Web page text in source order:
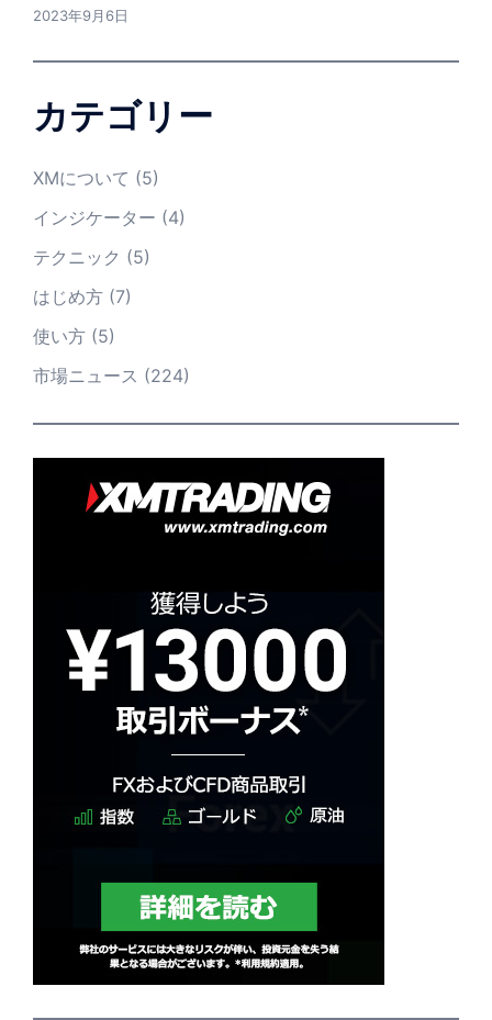
2023年9月6日
カテゴリー
XMについて (5)
インジケーター (4)
テクニック (5)
はじめ方 (7)
使い方 (5)
市場ニュース (224)